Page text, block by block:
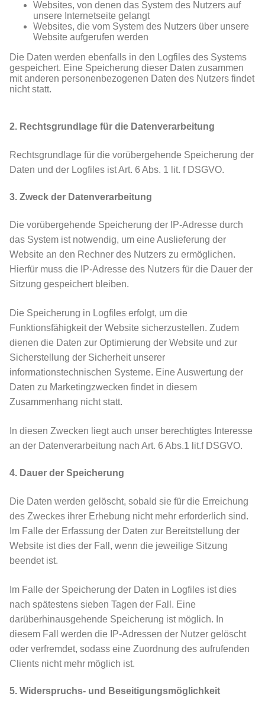
Websites, von denen das System des Nutzers auf
unsere Internetseite gelangt
Websites, die vom System des Nutzers über unsere
Website aufgerufen werden
Die Daten werden ebenfalls in den Logfiles des Systems
gespeichert. Eine Speicherung dieser Daten zusammen
mit anderen personenbezogenen Daten des Nutzers findet
nicht statt.
2. Rechtsgrundlage für die Datenverarbeitung
Rechtsgrundlage für die vorübergehende Speicherung der
Daten und der Logfiles ist Art. 6 Abs. 1 lit. f DSGVO.
3. Zweck der Datenverarbeitung
Die vorübergehende Speicherung der IP-Adresse durch
das System ist notwendig, um eine Auslieferung der
Website an den Rechner des Nutzers zu ermöglichen.
Hierfür muss die IP-Adresse des Nutzers für die Dauer der
Sitzung gespeichert bleiben.
Die Speicherung in Logfiles erfolgt, um die
Funktionsfähigkeit der Website sicherzustellen. Zudem
dienen die Daten zur Optimierung der Website und zur
Sicherstellung der Sicherheit unserer
informationstechnischen Systeme. Eine Auswertung der
Daten zu Marketingzwecken findet in diesem
Zusammenhang nicht statt.
In diesen Zwecken liegt auch unser berechtigtes Interesse
an der Datenverarbeitung nach Art. 6 Abs.1 lit.f DSGVO.
4. Dauer der Speicherung
Die Daten werden gelöscht, sobald sie für die Erreichung
des Zweckes ihrer Erhebung nicht mehr erforderlich sind.
Im Falle der Erfassung der Daten zur Bereitstellung der
Website ist dies der Fall, wenn die jeweilige Sitzung
beendet ist.
Im Falle der Speicherung der Daten in Logfiles ist dies
nach spätestens sieben Tagen der Fall. Eine
darüberhinausgehende Speicherung ist möglich. In
diesem Fall werden die IP-Adressen der Nutzer gelöscht
oder verfremdet, sodass eine Zuordnung des aufrufenden
Clients nicht mehr möglich ist.
5. Widerspruchs- und Beseitigungsmöglichkeit